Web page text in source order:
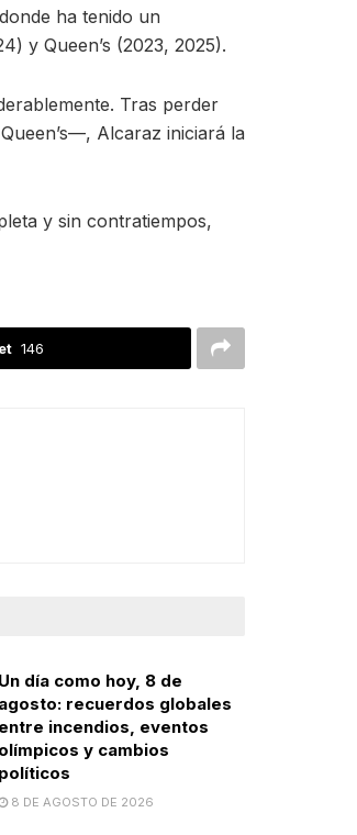
ha tenido un
y Queen’s (2023, 2025).
Tras perder
Alcaraz iniciará la
y sin contratiempos,
146
Un día como hoy, 8 de
agosto: recuerdos globales
entre incendios, eventos
olímpicos y cambios
políticos
8 DE AGOSTO DE 2026